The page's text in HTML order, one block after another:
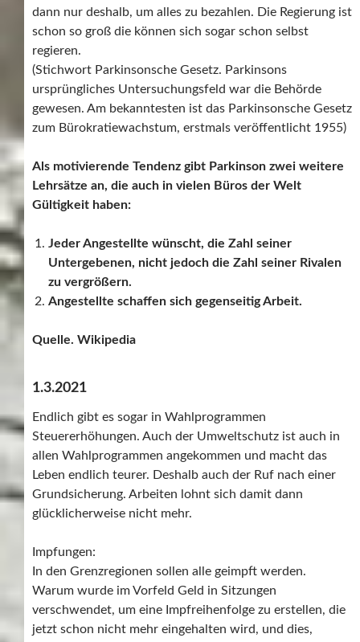
dann nur deshalb, um alles zu bezahlen. Die Regierung ist
schon so groß die können sich sogar schon selbst
regieren.
(Stichwort Parkinsonsche Gesetz. Parkinsons
ursprüngliches Untersuchungsfeld war die Behörde
gewesen. Am bekanntesten ist das Parkinsonsche Gesetz
zum Bürokratiewachstum, erstmals veröffentlicht 1955)
Als motivierende Tendenz gibt Parkinson zwei weitere
Lehrsätze an, die auch in vielen Büros der Welt
Gültigkeit haben:
Jeder Angestellte wünscht, die Zahl seiner
Untergebenen, nicht jedoch die Zahl seiner Rivalen
zu vergrößern.
Angestellte schaffen sich gegenseitig Arbeit.
Quelle. Wikipedia
1.3.2021
Endlich gibt es sogar in Wahlprogrammen
Steuererhöhungen. Auch der Umweltschutz ist auch in
allen Wahlprogrammen angekommen und macht das
Leben endlich teurer. Deshalb auch der Ruf nach einer
Grundsicherung. Arbeiten lohnt sich damit dann
glücklicherweise nicht mehr.
Impfungen:
In den Grenzregionen sollen alle geimpft werden.
Warum wurde im Vorfeld Geld in Sitzungen
verschwendet, um eine Impfreihenfolge zu erstellen, die
jetzt schon nicht mehr eingehalten wird, und dies,